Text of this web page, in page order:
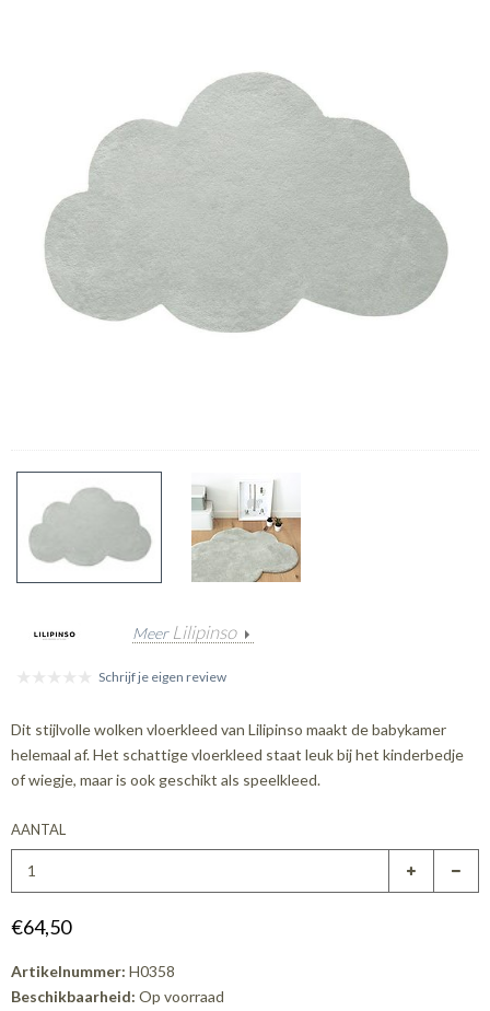
Meer Lilipinso
Schrijf je eigen review
Dit stijlvolle wolken vloerkleed van Lilipinso maakt de babykamer
helemaal af. Het schattige vloerkleed staat leuk bij het kinderbedje
of wiegje, maar is ook geschikt als speelkleed.
AANTAL
€64,50
Artikelnummer: H0358
Beschikbaarheid: Op voorraad